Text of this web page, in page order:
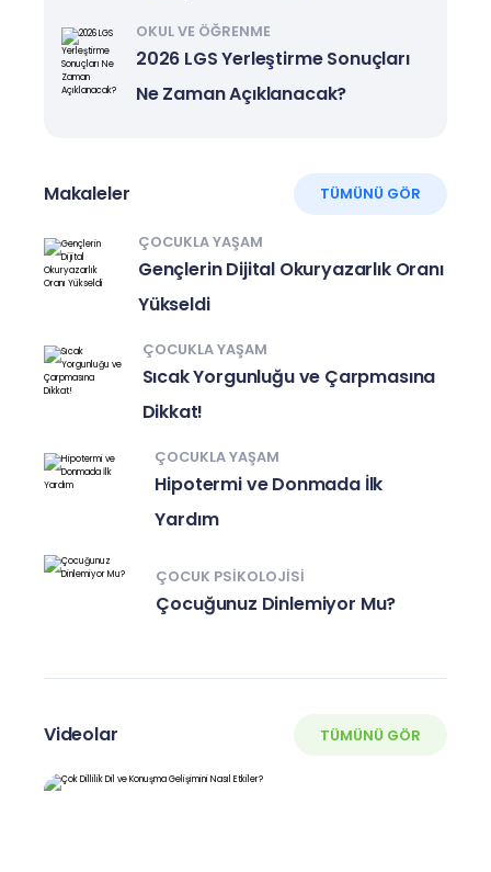
OKUL VE ÖĞRENME
2026 LGS Yerleştirme Sonuçları
Ne Zaman Açıklanacak?
Makaleler TÜMÜNÜ GÖR
ÇOCUKLA YAŞAM
Gençlerin Dijital Okuryazarlık Oranı
Yükseldi
ÇOCUKLA YAŞAM
Sıcak Yorgunluğu ve Çarpmasına
Dikkat!
ÇOCUKLA YAŞAM
Hipotermi ve Donmada İlk
Yardım
ÇOCUK PSIKOLOJISI
Çocuğunuz Dinlemiyor Mu?
Videolar TÜMÜNÜ GÖR